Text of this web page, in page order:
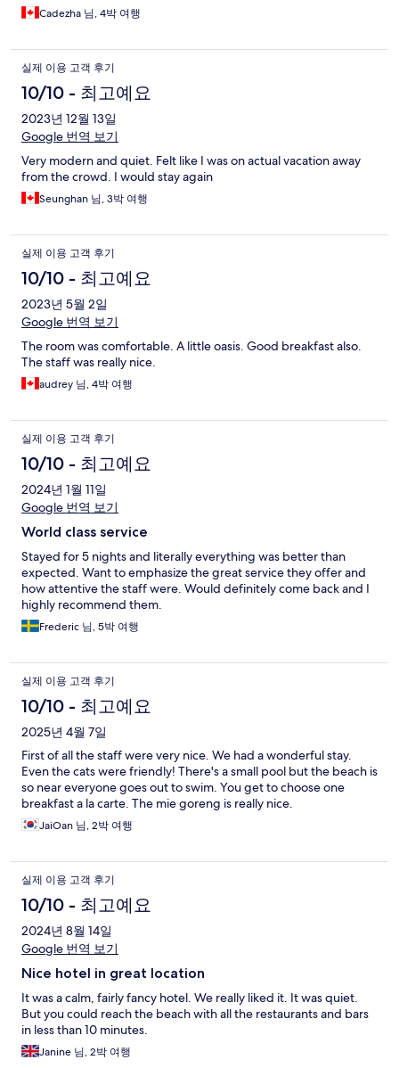
Cadezha 님, 4박 여행
실제 이용 고객 후기
10/10 - 최고예요
2023년 12월 13일
Google 번역 보기
Very modern and quiet. Felt like I was on actual vacation away
from the crowd. I would stay again
Seunghan 님, 3박 여행
실제 이용 고객 후기
10/10 - 최고예요
2023년 5월 2일
Google 번역 보기
The room was comfortable. A little oasis. Good breakfast also.
The staff was really nice.
audrey 님, 4박 여행
실제 이용 고객 후기
10/10 - 최고예요
2024년 1월 11일
Google 번역 보기
World class service
Stayed for 5 nights and literally everything was better than
expected. Want to emphasize the great service they offer and
how attentive the staff were. Would definitely come back and I
highly recommend them.
Frederic 님, 5박 여행
실제 이용 고객 후기
10/10 - 최고예요
2025년 4월 7일
First of all the staff were very nice. We had a wonderful stay.
Even the cats were friendly! There's a small pool but the beach is
so near everyone goes out to swim. You get to choose one
breakfast a la carte. The mie goreng is really nice.
JaiOan 님, 2박 여행
실제 이용 고객 후기
10/10 - 최고예요
2024년 8월 14일
Google 번역 보기
Nice hotel in great location
It was a calm, fairly fancy hotel. We really liked it. It was quiet.
But you could reach the beach with all the restaurants and bars
in less than 10 minutes.
Janine 님, 2박 여행